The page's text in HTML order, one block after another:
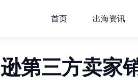
首页 出海资讯
第三方卖家